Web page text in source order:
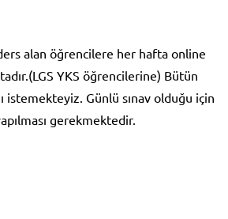
alan öğrencilere her hafta online
YKS öğrencilerine) Bütün
istemekteyiz. Günlü sınav olduğu için
gerekmektedir.